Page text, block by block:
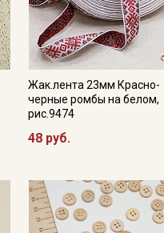
Жак.лента 23мм Красно-
черные ромбы на белом,
рис.9474
48 руб.